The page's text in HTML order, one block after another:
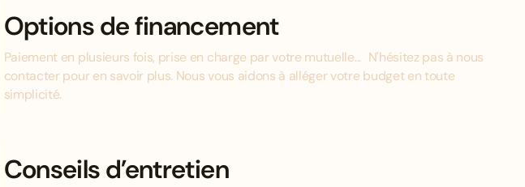
Options de financement
Paiement en plusieurs fois, prise en charge par votre mutuelle... N'hésitez pas à nous
contacter pour en savoir plus. Nous vous aidons à alléger votre budget en toute
simplicité.
Conseils d’entretien